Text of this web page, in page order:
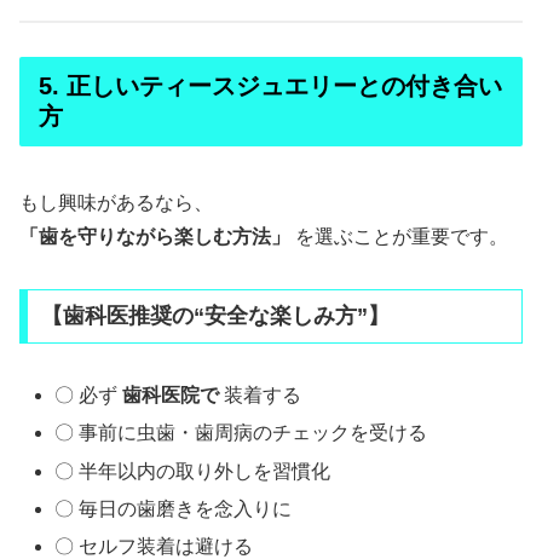
5. 正しいティースジュエリーとの付き合い
方
もし興味があるなら、
「歯を守りながら楽しむ方法」
を選ぶことが重要です。
【歯科医推奨の“安全な楽しみ方”】
〇 必ず歯科医院で装着する
〇 事前に虫歯・歯周病のチェックを受ける
〇 半年以内の取り外しを習慣化
〇 毎日の歯磨きを念入りに
〇 セルフ装着は避ける